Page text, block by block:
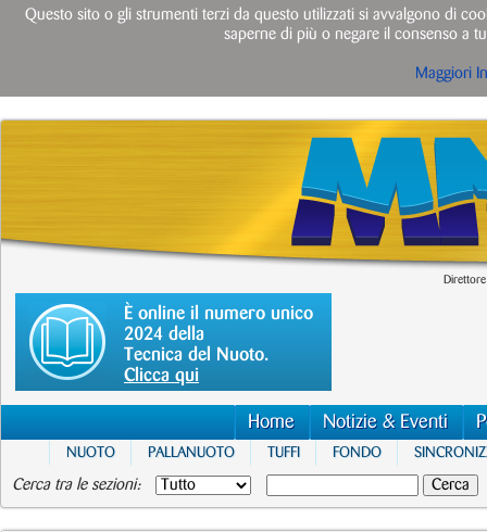
È online il numero unico
2024 della
Tecnica del Nuoto.
Clicca qui
Home Notizie & Eventi
NUOTO PALLANUOTO TUFFI FONDO
Cerca tra le sezioni:
Questo sito o gli strumenti terzi da questo utilizzati si avvalgono di
saperne di più o negare il consenso a
Maggiori